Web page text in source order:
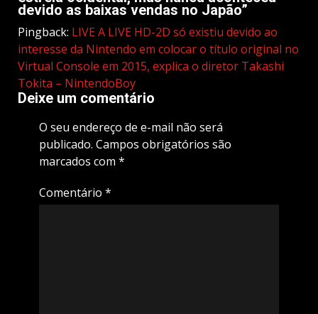
devido as baixas vendas no Japão”
Pingback: LIVE A LIVE HD-2D só existiu devido ao
interesse da Nintendo em colocar o título original no
Virtual Console em 2015, explica o diretor Takashi
Tokita – NintendoBoy
Deixe um comentário
O seu endereço de e-mail não será
publicado. Campos obrigatórios são
marcados com *
Comentário *